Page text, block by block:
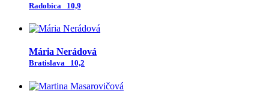
Radobica 10,9
Mária Nerádová
Bratislava 10,2